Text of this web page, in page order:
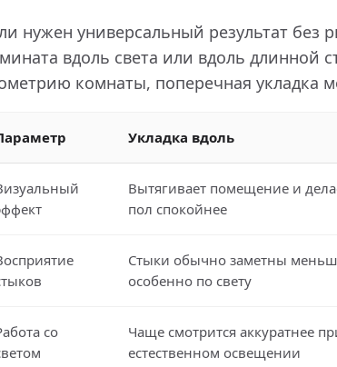
нужен универсальный результат
вдоль света или вдоль длинной
комнаты, поперечная укладка
Укладка вдоль
Вытягивает помещение и
пол спокойнее
Стыки обычно заметны
особенно по свету
со
Чаще смотрится аккуратнее
естественном освещении